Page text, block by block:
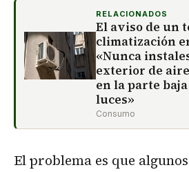
RELACIONADOS
El aviso de un
climatización
«Nunca
exterior de
en la parte
luces»
Consumo
El problema es que algunos